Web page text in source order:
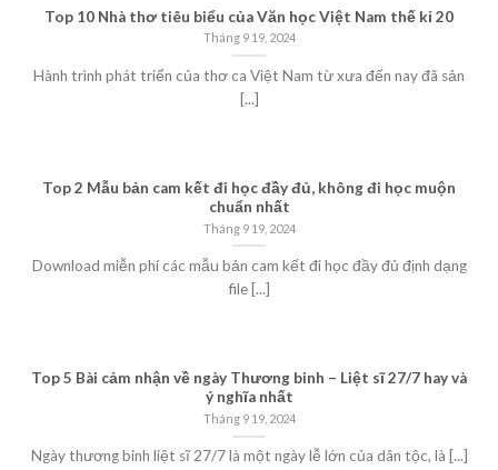
Top 10 Nhà thơ tiêu biểu của Văn học Việt Nam thế kỉ 20
Tháng 9 19, 2024
Hành trình phát triển của thơ ca Việt Nam từ xưa đến nay đã sản
[...]
Top 2 Mẫu bản cam kết đi học đầy đủ, không đi học muộn
chuẩn nhất
Tháng 9 19, 2024
Download miễn phí các mẫu bản cam kết đi học đầy đủ định dạng
file [...]
Top 5 Bài cảm nhận về ngày Thương binh – Liệt sĩ 27/7 hay và
ý nghĩa nhất
Tháng 9 19, 2024
Ngày thương binh liệt sĩ 27/7 là một ngày lễ lớn của dân tộc, là [...]